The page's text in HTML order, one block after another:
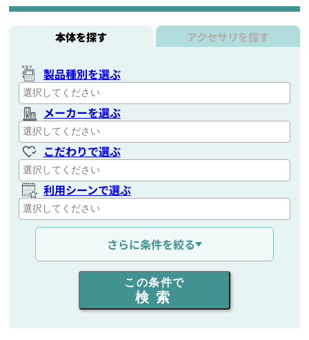
本体を探す アクセサリを探す
製品種別を選ぶ
メーカーを選ぶ
こだわりで選ぶ
利用シーンで選ぶ
通信距離を選ぶ
出力を選ぶ
同時通話人数を選ぶ
さらに条件を絞る
この条件で
検索